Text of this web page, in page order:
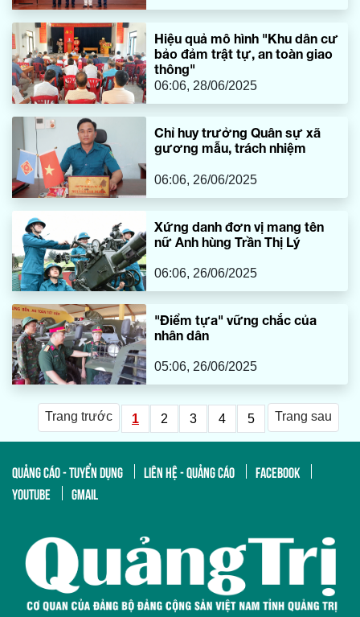
Hiệu quả mô hình "Khu dân cư
bảo đảm trật tự, an toàn giao
thông"
06:06, 28/06/2025
Chỉ huy trưởng Quân sự xã
gương mẫu, trách nhiệm
06:06, 26/06/2025
Xứng danh đơn vị mang tên
nữ Anh hùng Trần Thị Lý
06:06, 26/06/2025
"Điểm tựa" vững chắc của
nhân dân
05:06, 26/06/2025
Trang trước 1 2 3 4 5 Trang sau
QUẢNG CÁO - TUYỂN DỤNG LIÊN HỆ - QUẢNG CÁO
FACEBOOK
YOUTUBE
GMAIL